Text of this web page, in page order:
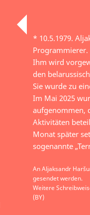
* 10.5.1979.
Programmierer.
Ihm wird
den
Sie wurde zu
Im Mai 2025
aufgenommen,
Aktivitäten
Monat später
sogenannte
An Aljaksandr
gesendet werden.
Weitere
(BY)